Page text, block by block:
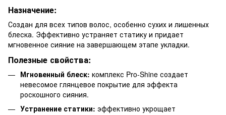
Назначение:
Создан для всех типов волос, особенно сухих и лишенных
блеска. Эффективно устраняет статику и придает
мгновенное сияние на завершающем этапе укладки.
Полезные свойства:
Мгновенный блеск: комплекс Pro-Shine создает
невесомое глянцевое покрытие для эффекта
роскошного сияния.
Устранение статики: эффективно укрощает